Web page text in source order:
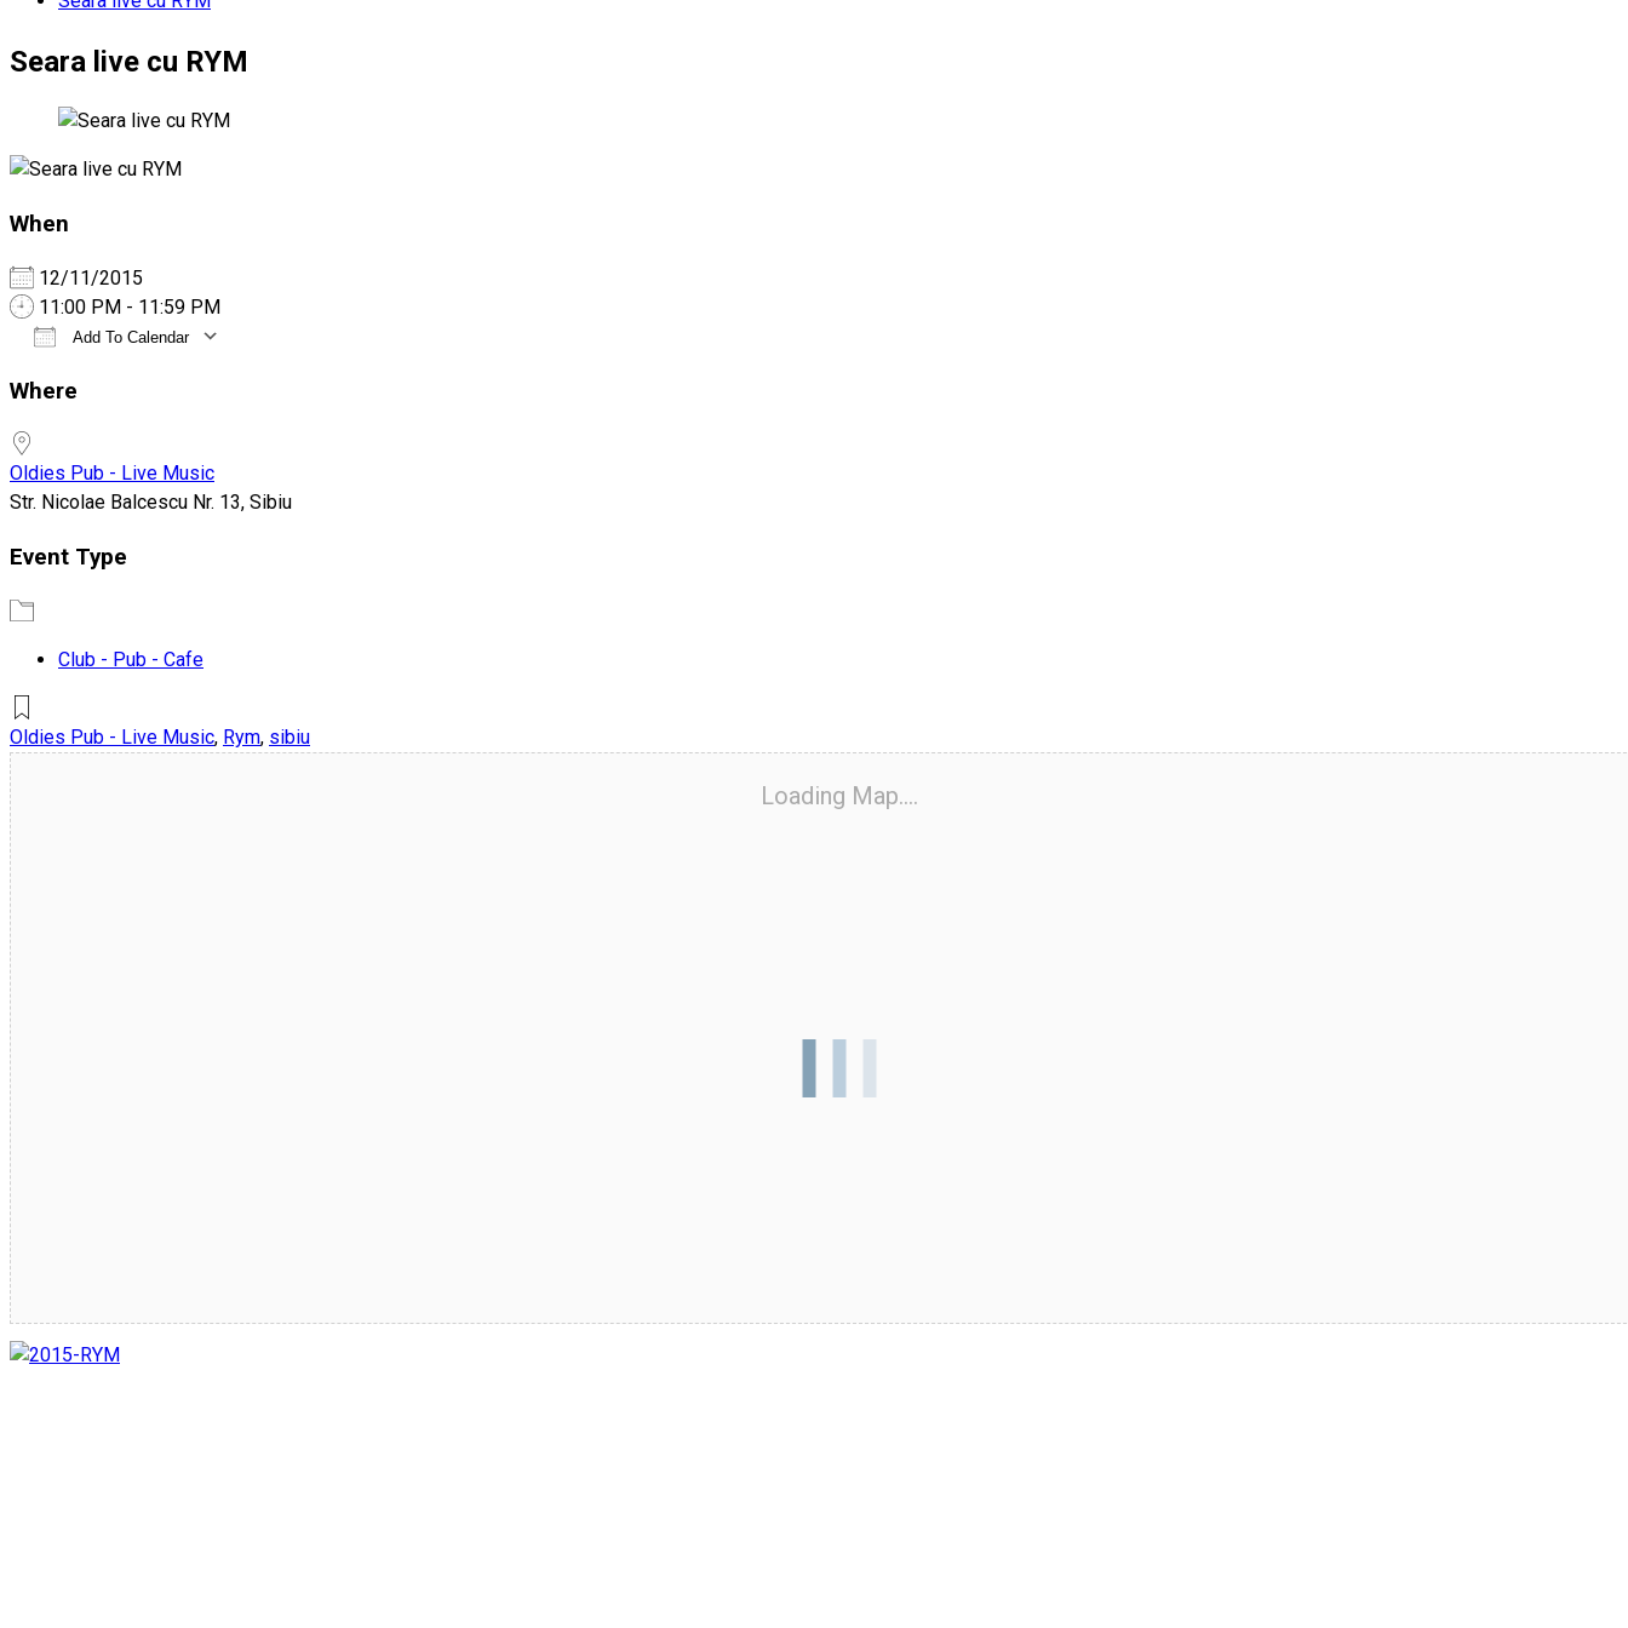
Seara live cu RYM
When
12/11/2015
11:00 PM - 11:59 PM
Add To Calendar
Where
Oldies Pub - Live Music
Str. Nicolae Balcescu Nr. 13, Sibiu
Event Type
Club - Pub - Cafe
Oldies Pub - Live Music, Rym, sibiu
Loading Map....
Joia e seara live cu RYM !!!